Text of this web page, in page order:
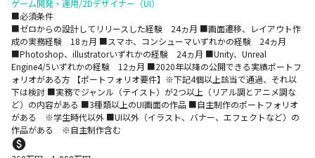
ゲーム開発・運用/2Dデザイナー（UI）
■必須条件
■ゼロからの設計してリリースした経験 24ヵ月 ■画面遷移、レイアウト作
成の実務経験 18ヵ月 ■スマホ、コンシューマいずれかの経験 24ヵ月
■Photoshop、illustratorいずれかの経験 24ヵ月 ■Unity、Unreal
Engine4/5いずれかの経験 12ヵ月 ■2020年以降の公開できる実績ポートフ
ォリオがある方 【ポートフォリオ要件】※下記4個以上該当で通過、それ以
下は検討 ■実務でジャンル（テイスト）が2つ以上（リアル調とアニメ調な
ど）の内容がある ■3種類以上のUI画面の作品 ■自主制作のポートフォリオ
がある ※学生時代以外 ■UI以外（イラスト、バナー、エフェクトなど）の
作品がある ※自主制作含む